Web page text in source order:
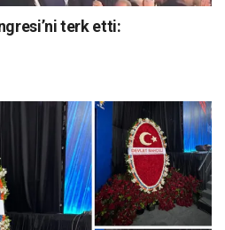
terk etti: